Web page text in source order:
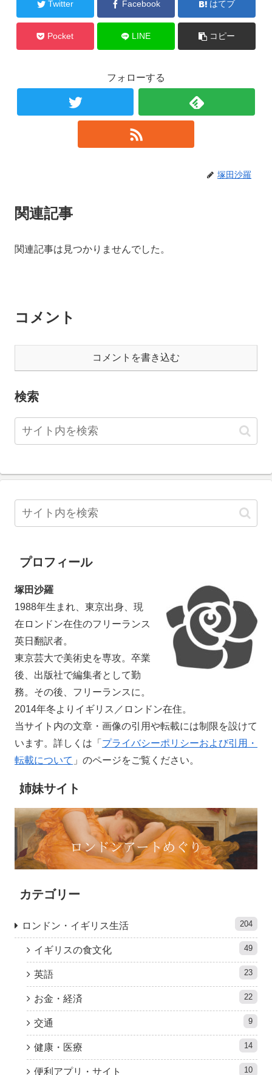
Twitter Facebook はてブ
Pocket LINE コピー
フォローする
塚田沙羅
関連記事
関連記事は見つかりませんでした。
コメント
コメントを書き込む
検索
プロフィール
塚田沙羅
1988年生まれ、東京出身、現
在ロンドン在住のフリーランス
英日翻訳者。
東京芸大で美術史を専攻。卒業
後、出版社で編集者として勤
務。その後、フリーランスに。
2014年冬よりイギリス／ロンドン在住。
当サイト内の文章・画像の引用や転載には制限を設けて
います。詳しくは「 プライバシーポリシーおよび引用・
転載について 」のページをご覧ください。
姉妹サイト
カテゴリー
ロンドン・イギリス生活 204
イギリスの食文化 49
英語 23
お金・経済 22
交通 9
健康・医療 14
便利アプリ・サイト 10